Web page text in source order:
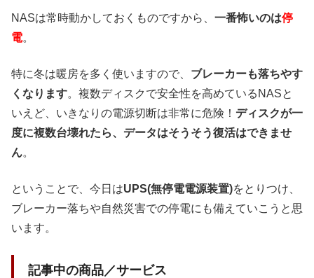
NASは常時動かしておくものですから、 一番怖いのは停
電。
特に冬は暖房を多く使いますので、 ブレーカーも落ちやす
くなります。複数ディスクで安全性を高めているNASと
いえど、いきなりの電源切断は非常に危険！ ディスクが一
度に複数台壊れたら、データはそうそう復活はできませ
ん。
ということで、今日はUPS(無停電電源装置)をとりつけ、
ブレーカー落ちや自然災害での停電にも備えていこうと思
います。
記事中の商品／サービス